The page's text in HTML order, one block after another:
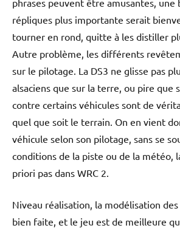
répliques plus importante serait
tourner en rond, quitte à les distiller
Autre problème, les différents
sur le pilotage. La DS3 ne glisse pas
alsaciens que sur la terre, ou pire que
contre certains véhicules sont de
quel que soit le terrain. On en vient
véhicule selon son pilotage, sans se
conditions de la piste ou de la météo,
priori pas dans WRC 2.
Niveau réalisation, la modélisation
bien faite, et le jeu est de meilleure